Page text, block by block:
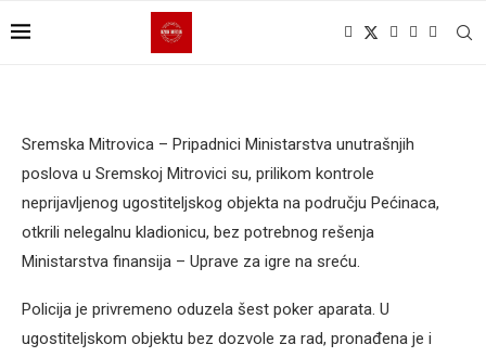
Sremska Mitrovica – Pripadnici Ministarstva unutrašnjih
poslova u Sremskoj Mitrovici su, prilikom kontrole
neprijavljenog ugostiteljskog objekta na području Pećinaca,
otkrili nelegalnu kladionicu, bez potrebnog rešenja
Ministarstva finansija – Uprave za igre na sreću.
Policija je privremeno oduzela šest poker aparata. U
ugostiteljskom objektu bez dozvole za rad, pronađena je i